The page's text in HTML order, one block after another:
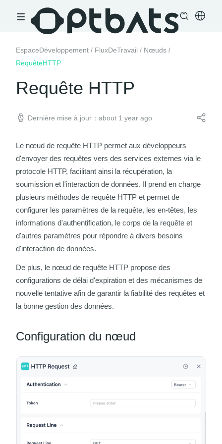
EspaceDéveloppement / FluxDeTravail / Nœuds /
RequêteHTTP
Requête HTTP
Dernière mise à jour：about 1 year ago
Le nœud de requête HTTP permet aux développeurs
d'envoyer des requêtes vers des services externes via le
protocole HTTP, facilitant ainsi la récupération, la
soumission et l'interaction de données. Il prend en charge
plusieurs méthodes de requête HTTP et permet de
configurer les paramètres de la requête, les en-têtes, les
informations d'authentification, le corps de la requête et
d'autres paramètres pour répondre à divers besoins
d'interaction de données.
De plus, le nœud de requête HTTP propose des
configurations de délai d'expiration et des mécanismes de
nouvelle tentative afin de garantir la fiabilité des requêtes et
la bonne gestion des données.
Configuration du nœud